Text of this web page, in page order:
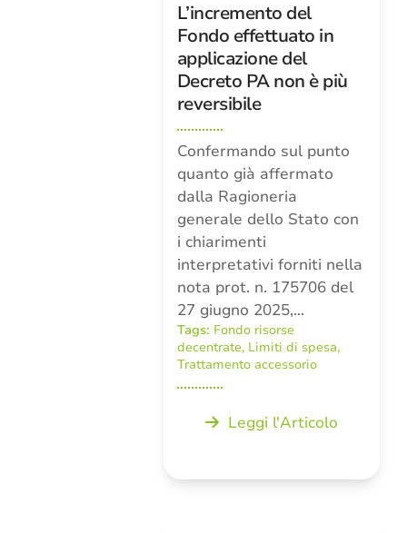
L’incremento del
Fondo effettuato in
applicazione del
Decreto PA non è più
reversibile
Confermando sul punto
quanto già affermato
dalla Ragioneria
generale dello Stato con
i chiarimenti
interpretativi forniti nella
nota prot. n. 175706 del
27 giugno 2025,…
Tags: Fondo risorse
decentrate, Limiti di spesa,
Trattamento accessorio
Leggi l'Articolo